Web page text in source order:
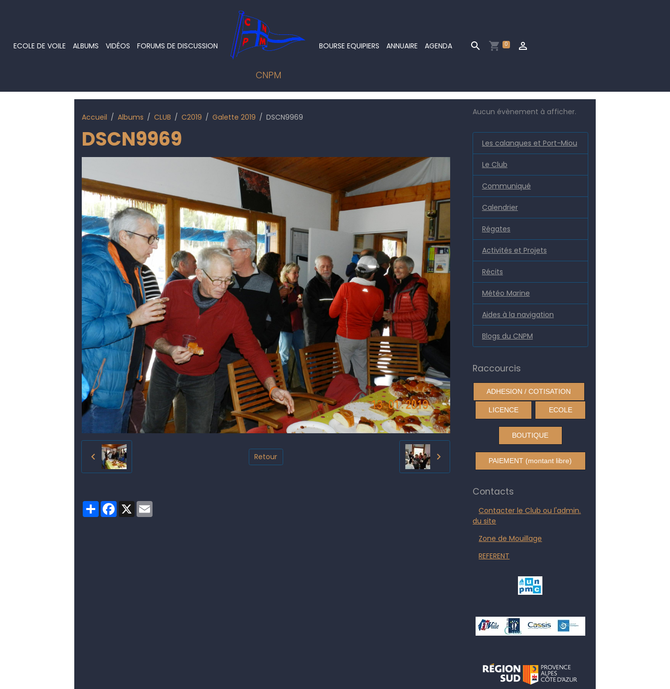
ECOLE DE VOILE ALBUMS VIDÉOS FORUMS DE DISCUSSION
CNPM
BOURSE EQUIPIERS ANNUAIRE AGENDA 0
Accueil Albums CLUB C2019 Galette 2019 DSCN9969
DSCN9969
Retour
PartagerFacebook
X
Aucun évènement à afficher.
Les calanques et Port-Miou
Le Club
Communiqué
Calendrier
Régates
Activités et Projets
Récits
Météo Marine
Aides à la navigation
Blogs du CNPM
Raccourcis
ADHESION / COTISATION
LICENCE ECOLE
BOUTIQUE
PAIEMENT (montant libre)
Contacts
Contacter le Club ou l'admin.
du site
Zone de Mouillage
REFERENT